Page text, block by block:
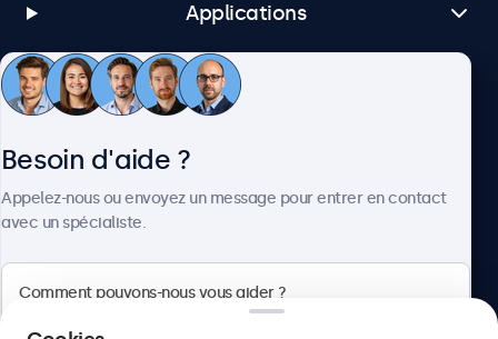
Applications
Service client
Besoin d'aide ?
Appelez-nous ou envoyez un message pour entrer en contact
avec un spécialiste.